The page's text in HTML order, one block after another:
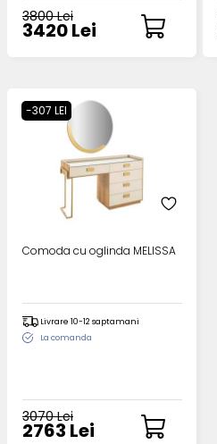
3800 Lei
3420 Lei
-307 LEI
Comoda cu oglinda MELISSA
Livrare 10-12 saptamani
La comanda
3070 Lei
2763 Lei